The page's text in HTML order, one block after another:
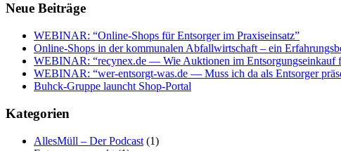
Neue Beiträge
WEBINAR: “Online-Shops für Entsorger im Praxiseinsatz”
Online-Shops in der kommunalen Abfallwirtschaft – ein
WEBINAR: “recynex.de — Wie Auktionen im Entsorgungseinkauf
WEBINAR: “wer-entsorgt-was.de — Muss ich da als Entsorger
Buhck-Gruppe launcht Shop-Portal
Kategorien
AllesMüll – Der Podcast (1)